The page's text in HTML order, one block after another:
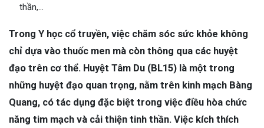
thần,...
Trong Y học cổ truyền, việc chăm sóc sức khỏe không
chỉ dựa vào thuốc men mà còn thông qua các huyệt
đạo trên cơ thể. Huyệt Tâm Du (BL15) là một trong
những huyệt đạo quan trọng, nằm trên kinh mạch Bàng
Quang, có tác dụng đặc biệt trong việc điều hòa chức
năng tim mạch và cải thiện tinh thần. Việc kích thích